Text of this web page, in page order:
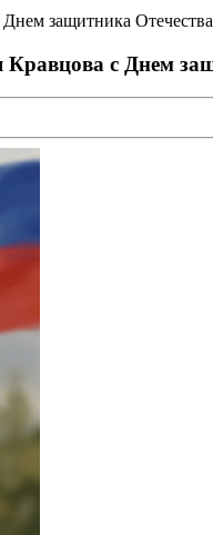
защитника Отечества
с Днем